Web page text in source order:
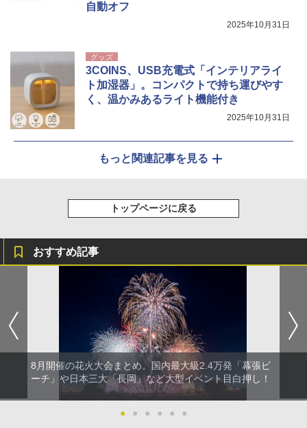
自動オフ
2025年10月31日
グッズ
3COINS、USB充電式「インテリアライ
ト加湿器」。コンパクトで持ち運びやす
く、温かみあるライト機能付き
2025年10月31日
もっと関連記事を見る
トップページに戻る
おすすめ記事
8月開催の花火大会まとめ。国内最大級2.4万発「幕張ビ
ーチ」や日本三大「長岡」など大型イベント目白押し！
● ● ● ● ● ●